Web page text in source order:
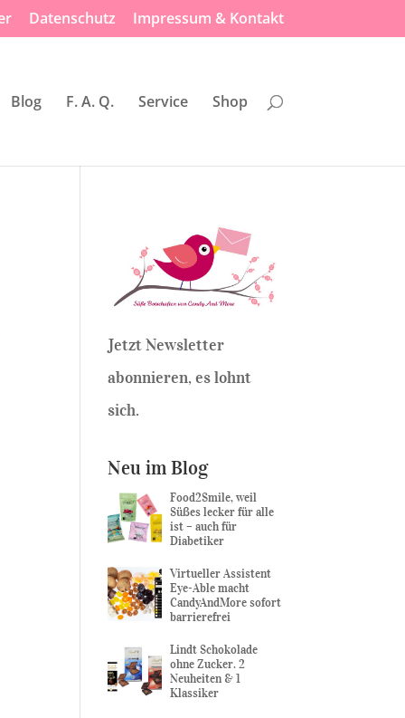
Datenschutz Impressum & Kontakt
Blog F. A. Q. Service Shop
Jetzt Newsletter
abonnieren, es lohnt
sich.
Neu im Blog
Food2Smile, weil
Süßes lecker für alle
ist – auch für
Diabetiker
Virtueller Assistent
Eye-Able macht
CandyAndMore sofort
barrierefrei
Lindt Schokolade
ohne Zucker. 2
Neuheiten & 1
Klassiker